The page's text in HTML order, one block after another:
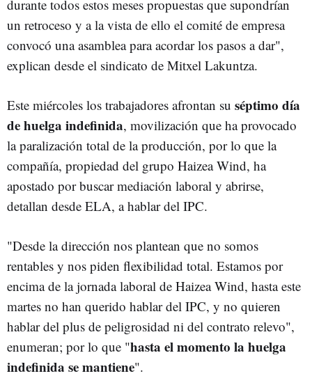
durante todos estos meses propuestas que supondrían
un retroceso y a la vista de ello el comité de empresa
convocó una asamblea para acordar los pasos a dar",
explican desde el sindicato de Mitxel Lakuntza.
Este miércoles los trabajadores afrontan su séptimo día
de huelga indefinida, movilización que ha provocado
la paralización total de la producción, por lo que la
compañía, propiedad del grupo Haizea Wind, ha
apostado por buscar mediación laboral y abrirse,
detallan desde ELA, a hablar del IPC.
"Desde la dirección nos plantean que no somos
rentables y nos piden flexibilidad total. Estamos por
encima de la jornada laboral de Haizea Wind, hasta este
martes no han querido hablar del IPC, y no quieren
hablar del plus de peligrosidad ni del contrato relevo",
enumeran; por lo que "hasta el momento la huelga
indefinida se mantiene".